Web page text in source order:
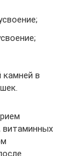
камней в
витаминных